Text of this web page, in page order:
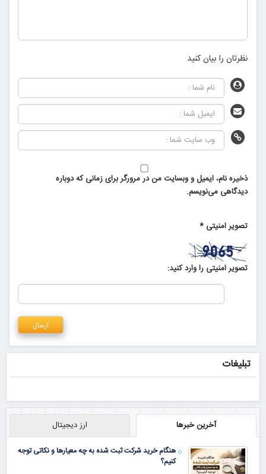
نظرتان را بیان کنید
ذخیره نام، ایمیل و وبسایت من در مرورگر برای زمانی که دوباره
دیدگاهی می‌نویسم.
تصویر امنیتی *
تصویر امنیتی را وارد کنید:
تبلیغات
آخرین خبرها ارز دیجیتال
هنگام خرید شرکت ثبت شده به چه معیارها و نکاتی توجه
کنیم؟